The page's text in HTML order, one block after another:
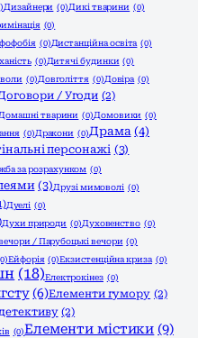
Дизайнери (0)Дикі тварини (0)
(0)
(0)Дистанційна освіта (0)
(0)Дитячі будинки (0)
(0)Довголіття (0)Довіра (0)
/ Угоди (2)
Домашні тварини (0)Домовики (0)
(0)Дракони (0)Драма (4)
персонажі (3)
за розрахунком (0)
(3)Друзі мимоволі (0)
Дуелі (0)
Духи природи (0)Духовенство (0)
/ Парубоцькі вечори (0)
Ейфорія (0)Екзистенційна криза (0)
(18)Електрокінез (0)
(6)Елементи гумору (2)
(2)
(0)Елементи містики (9)